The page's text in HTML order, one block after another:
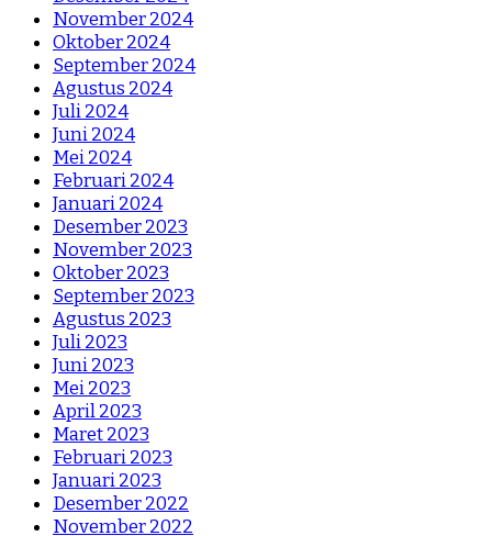
November 2024
Oktober 2024
September 2024
Agustus 2024
Juli 2024
Juni 2024
Mei 2024
Februari 2024
Januari 2024
Desember 2023
November 2023
Oktober 2023
September 2023
Agustus 2023
Juli 2023
Juni 2023
Mei 2023
April 2023
Maret 2023
Februari 2023
Januari 2023
Desember 2022
November 2022